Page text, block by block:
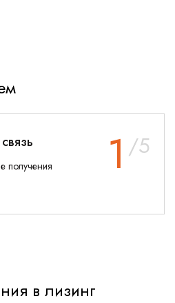
1 /5
получения
в лизинг